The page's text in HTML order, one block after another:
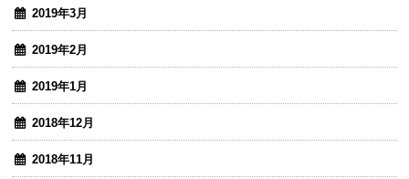
2019年3月
2019年2月
2019年1月
2018年12月
2018年11月